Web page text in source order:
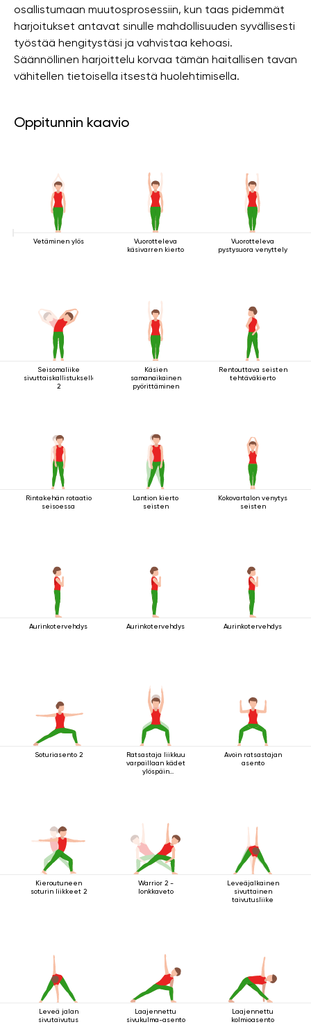
osallistumaan muutosprosessiin, kun taas pidemmät
harjoitukset antavat sinulle mahdollisuuden syvällisesti
työstää hengitystäsi ja vahvistaa kehoasi.
Säännöllinen harjoittelu korvaa tämän haitallisen tavan
vähitellen tietoisella itsestä huolehtimisella.
Oppitunnin kaavio
Vetäminen ylös
Vuorotteleva
käsivarren kierto
Vuorotteleva
pystysuora venyttely
Seisomaliike
sivuttaiskallistuksella
2
Käsien
samanaikainen
pyörittäminen
Rentouttava seisten
tehtäväkierto
Rintakehän rotaatio
seisoessa
Lantion kierto
seisten
Kokovartalon venytys
seisten
Aurinkotervehdys Aurinkotervehdys Aurinkotervehdys
Soturiasento 2
Ratsastaja liikkuu
varpaillaan kädet
ylöspäin
Avoin ratsastajan
asento
Kieroutuneen
soturin liikkeet 2
Warrior 2 -
lonkkaveto
Leveäjalkainen
sivuttainen
taivutusliike
Leveä jalan
sivutaivutus
Laajennettu
sivukulma-asento
Laajennettu
kolmioasento